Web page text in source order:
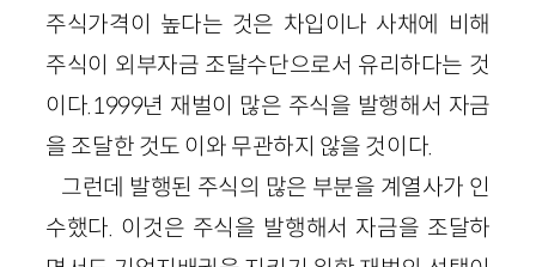
주식가격이 높다는 것은 차입이나 사채에 비해
주식이 외부자금 조달수단으로서 유리하다는 것
이다.1999년 재벌이 많은 주식을 발행해서 자금
을 조달한 것도 이와 무관하지 않을 것이다.
그런데 발행된 주식의 많은 부분을 계열사가 인
수했다. 이것은 주식을 발행해서 자금을 조달하